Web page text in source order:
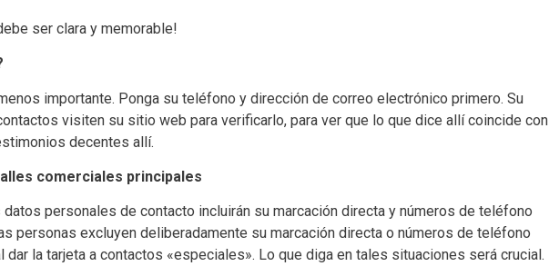
ser clara y memorable!
importante. Ponga su teléfono y dirección de correo electrónico primero. Su
visiten su sitio web para verificarlo, para ver que lo que dice allí coincide con
decentes allí.
comerciales principales
personales de contacto incluirán su marcación directa y números de teléfono
personas excluyen deliberadamente su marcación directa o números de teléfono
la tarjeta a contactos «especiales». Lo que diga en tales situaciones será crucial.